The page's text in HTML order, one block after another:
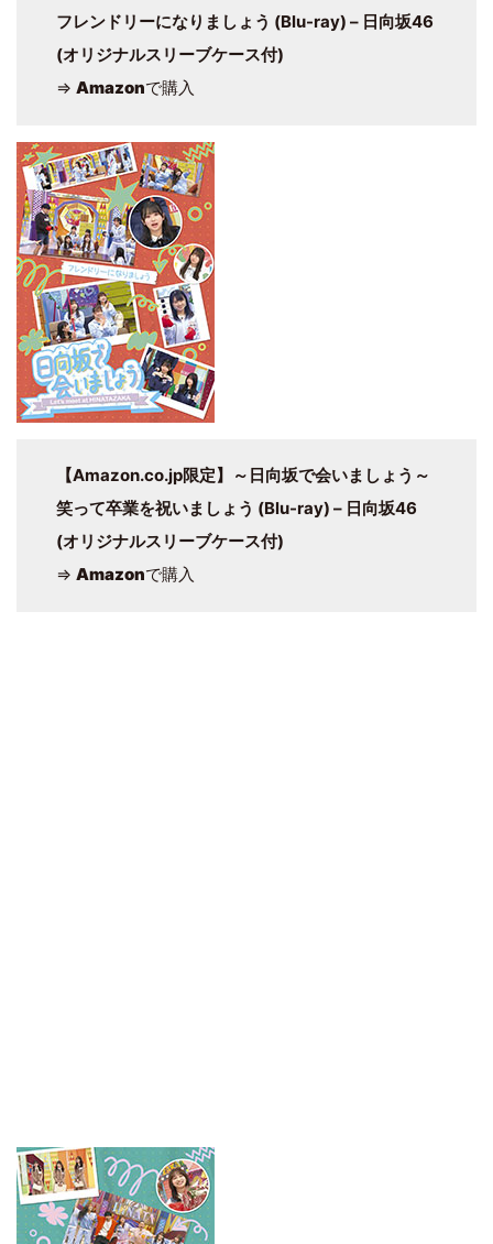
フレンドリーになりましょう (Blu-ray) – 日向坂46
(オリジナルスリーブケース付)
⇒ Amazonで購入
【Amazon.co.jp限定】～日向坂で会いましょう～
笑って卒業を祝いましょう (Blu-ray) – 日向坂46
(オリジナルスリーブケース付)
⇒ Amazonで購入